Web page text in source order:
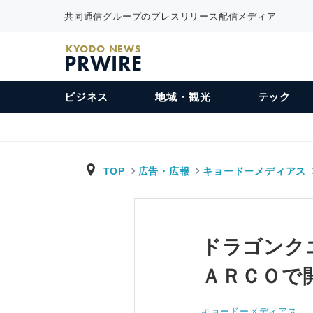
共同通信グループのプレスリリース配信メディア
KYODO NEWS
PRWIRE
ビジネス 地域・観光 テック
TOP 広告・広報 キョードーメディアス
ドラゴン
ＡＲＣＯで